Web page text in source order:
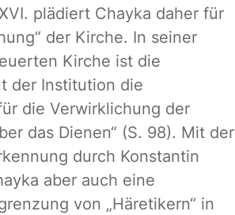
plädiert Chayka daher für
der Kirche. In seiner
Kirche ist die
der Institution die
die Verwirklichung der
das Dienen“ (S. 98). Mit der
durch Konstantin
aber auch eine
von „Häretikern“ in